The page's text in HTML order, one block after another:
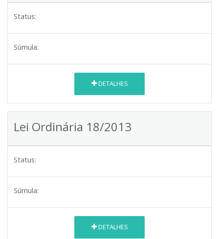
Status:
Súmula:
DETALHES
Lei Ordinária 18/2013
Status:
Súmula:
DETALHES